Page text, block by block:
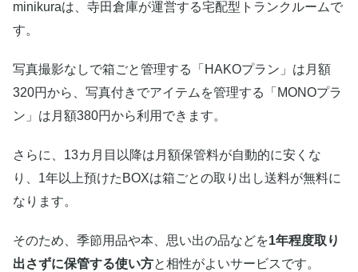
minikuraは、寺田倉庫が運営する宅配型トランクルームで
す。
写真撮影なしで箱ごと管理する「HAKOプラン」は月額
320円から、写真付きでアイテムを管理する「MONOプラ
ン」は月額380円から利用できます。
さらに、13カ月目以降は月額保管料が自動的に安くな
り、1年以上預けたBOXは箱ごとの取り出し送料が無料に
なります。
そのため、季節用品や本、思い出の品などを1年程度取り
出さずに保管する使い方と相性がよいサービスです。